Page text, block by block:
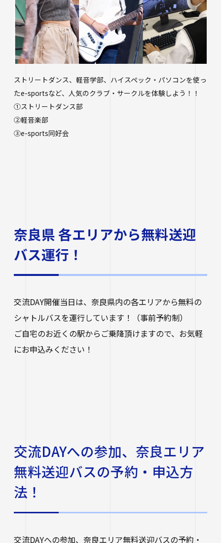
ストリートダンス、軽音学部、ハイスペック・パソコンを使っ
たe-sportsなど、人気のクラブ・サークルを体験しよう！！
①ストリートダンス部
②軽音楽部
③e-sports同好会
奈良県 各エリアから無料送迎
バス運行！
交流DAY開催当日は、奈良県内の各エリアから無料の
シャトルバスを運行しています！（事前予約制）
ご自宅のお近くの駅からご乗降頂けますので、お気軽
にお申込みください！
交流DAYへの参加、奈良エリア
無料送迎バスの予約・申込方
法！
交流DAYへの参加、奈良エリア無料送迎バスの予約・